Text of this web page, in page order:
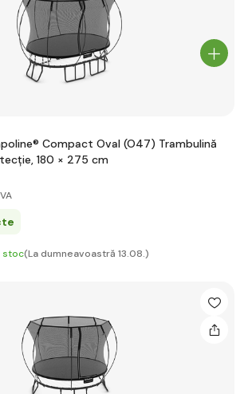
Compact Oval (O47) Trambulină
180 × 275 cm
stoc(La dumneavoastră 13.08.)